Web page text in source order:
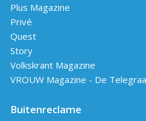
Plus Magazine
Privé
Quest
Story
Volkskrant Magazine
VROUW Magazine - De
Buitenreclame